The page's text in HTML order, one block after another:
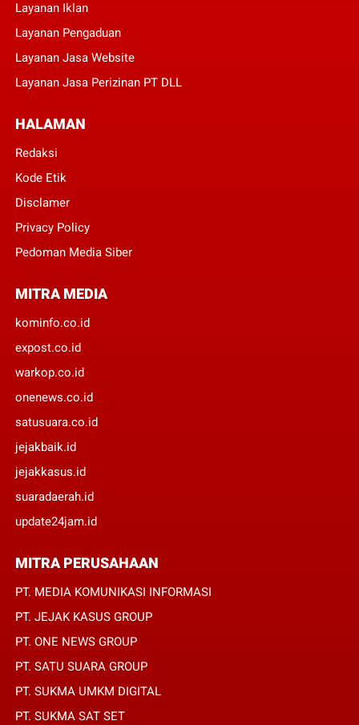
Layanan Iklan
Layanan Pengaduan
Layanan Jasa Website
Layanan Jasa Perizinan PT DLL
HALAMAN
Redaksi
Kode Etik
Disclamer
Privacy Policy
Pedoman Media Siber
MITRA MEDIA
kominfo.co.id
expost.co.id
warkop.co.id
onenews.co.id
satusuara.co.id
jejakbaik.id
jejakkasus.id
suaradaerah.id
update24jam.id
MITRA PERUSAHAAN
PT. MEDIA KOMUNIKASI INFORMASI
PT. JEJAK KASUS GROUP
PT. ONE NEWS GROUP
PT. SATU SUARA GROUP
PT. SUKMA UMKM DIGITAL
PT. SUKMA SAT SET